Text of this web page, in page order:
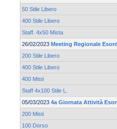
50 Stile Libero
400 Stile Libero
Staff. 4x50 Mista
26/02/2023 Meeting Regionale
200 Stile Libero
400 Stile Libero
400 Misti
Staff 4x100 Stile L.
05/03/2023 4a Giornata Attività
200 Misti
100 Dorso